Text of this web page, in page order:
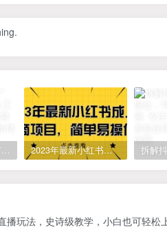
闹钟托管自动播放广告，单机5-10，无需人工操作 2023年最新小红书成人电商项目，简单易操作【详细教程】
播玩法，史诗级教学，小白也可轻松